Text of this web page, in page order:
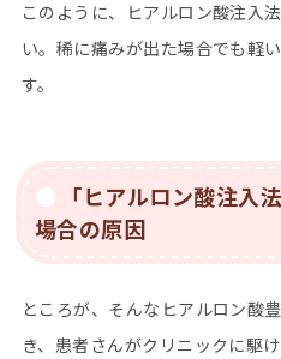
このように、ヒアルロン酸注入
い。稀に痛みが出た場合でも軽
す。
「ヒアルロン酸注入
場合の原因
ところが、そんなヒアルロン酸
き、患者さんがクリニックに駆